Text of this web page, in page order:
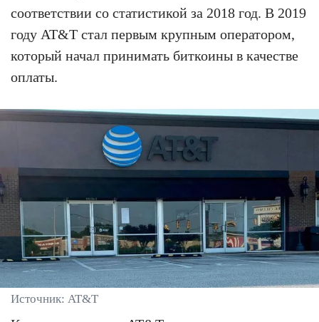
соответствии со статистикой за 2018 год. В 2019
году AT&T стал первым крупным оператором,
который начал принимать биткоины в качестве
оплаты.
Источник: AT&T